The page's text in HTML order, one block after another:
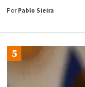
PorPablo Sieira